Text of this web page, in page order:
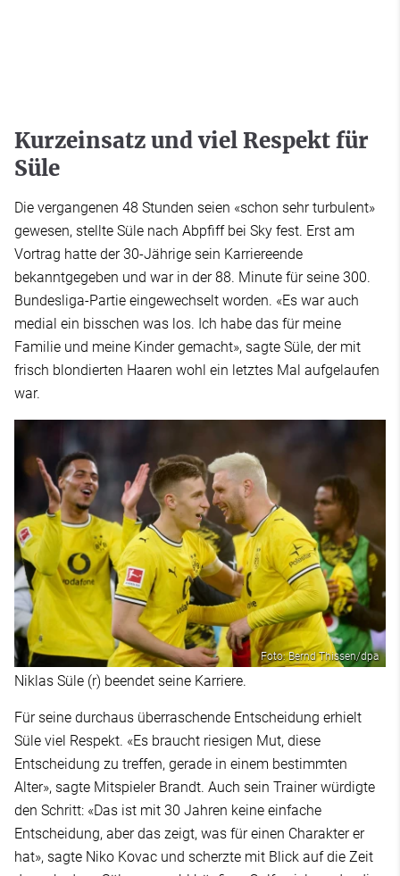
Kurzeinsatz und viel Respekt für
Süle
Die vergangenen 48 Stunden seien «schon sehr turbulent»
gewesen, stellte Süle nach Abpfiff bei Sky fest. Erst am
Vortrag hatte der 30-Jährige sein Karriereende
bekanntgegeben und war in der 88. Minute für seine 300.
Bundesliga-Partie eingewechselt worden. «Es war auch
medial ein bisschen was los. Ich habe das für meine
Familie und meine Kinder gemacht», sagte Süle, der mit
frisch blondierten Haaren wohl ein letztes Mal aufgelaufen
war.
Foto: Bernd Thissen/dpa
Niklas Süle (r) beendet seine Karriere.
Für seine durchaus überraschende Entscheidung erhielt
Süle viel Respekt. «Es braucht riesigen Mut, diese
Entscheidung zu treffen, gerade in einem bestimmten
Alter», sagte Mitspieler Brandt. Auch sein Trainer würdigte
den Schritt: «Das ist mit 30 Jahren keine einfache
Entscheidung, aber das zeigt, was für einen Charakter er
hat», sagte Niko Kovac und scherzte mit Blick auf die Zeit